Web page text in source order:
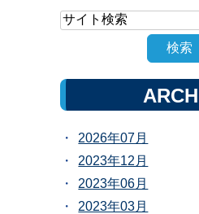
2026年07月
2023年12月
2023年06月
2023年03月